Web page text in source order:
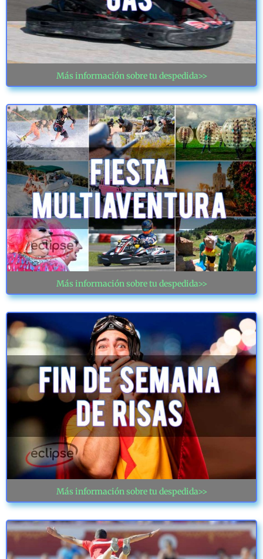
Más información sobre tu despedida>>
Más información sobre tu despedida>>
Más información sobre tu despedida>>